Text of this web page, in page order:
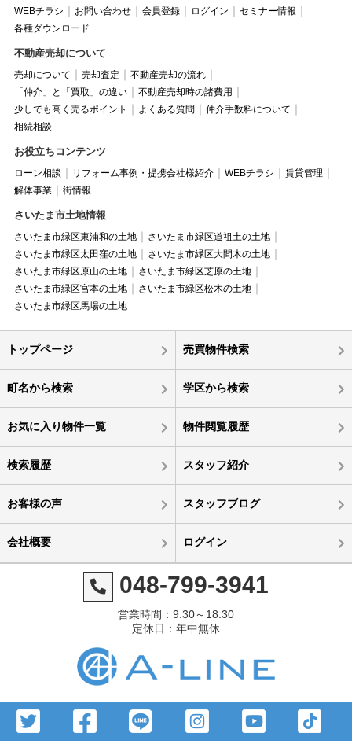
WEBチラシ
お問い合わせ 会員登録 ログイン
セミナー情報
各種ダウンロード
不動産売却について
売却について 売却査定
不動産売却の流れ
「仲介」と「買取」の違い
不動産売却時の諸費用
少しでも高く売るポイント
よくある質問
仲介手数料について
相続相談
お役立ちコンテンツ
ローン相談 リフォーム事例・提携会社様紹介 WEBチラシ
賃貸管理
解体事業
街情報
さいたま市土地情報
さいたま市緑区東浦和の土地
さいたま市緑区道祖土の土地
さいたま市緑区太田窪の土地
さいたま市緑区大間木の土地
さいたま市緑区原山の土地
さいたま市緑区芝原の土地
さいたま市緑区宮本の土地
さいたま市緑区松木の土地
さいたま市緑区馬場の土地
トップページ 売買物件検索
町名から検索 学区から検索
お気に入り物件一覧 物件閲覧履歴
検索履歴 スタッフ紹介
お客様の声 スタッフブログ
会社概要 ログイン
048-799-3941
営業時間：9:30～18:30
定休日：年中無休